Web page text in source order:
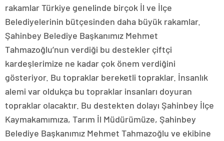
rakamlar Türkiye genelinde birçok İl ve İlçe
Belediyelerinin bütçesinden daha büyük rakamlar.
Şahinbey Belediye Başkanımız Mehmet
Tahmazoğlu’nun verdiği bu destekler çiftçi
kardeşlerimize ne kadar çok önem verdiğini
gösteriyor. Bu topraklar bereketli topraklar. İnsanlık
alemi var oldukça bu topraklar insanları doyuran
topraklar olacaktır. Bu destekten dolayı Şahinbey İlçe
Kaymakamımıza, Tarım İl Müdürümüze, Şahinbey
Belediye Başkanımız Mehmet Tahmazoğlu ve ekibine